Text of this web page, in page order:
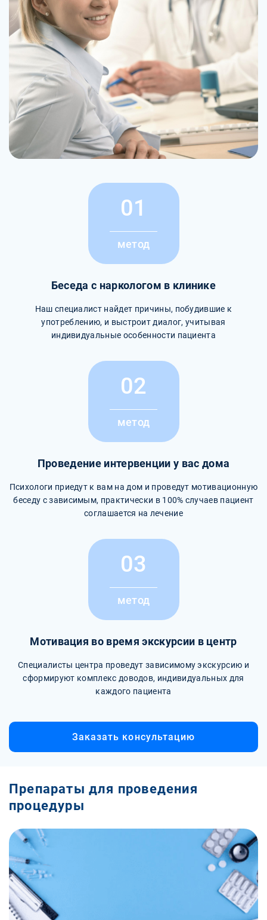
01
метод
Беседа с наркологом в клинике
Наш специалист найдет причины, побудившие к
употреблению, и выстроит диалог, учитывая
индивидуальные особенности пациента
02
метод
Проведение интервенции у вас дома
Психологи приедут к вам на дом и проведут мотивационную
беседу с зависимым, практически в 100% случаев пациент
соглашается на лечение
03
метод
Мотивация во время экскурсии в центр
Специалисты центра проведут зависимому экскурсию и
сформируют комплекс доводов, индивидуальных для
каждого пациента
Заказать консультацию
Препараты для проведения
процедуры